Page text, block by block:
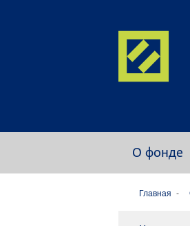
О фонде
Главная